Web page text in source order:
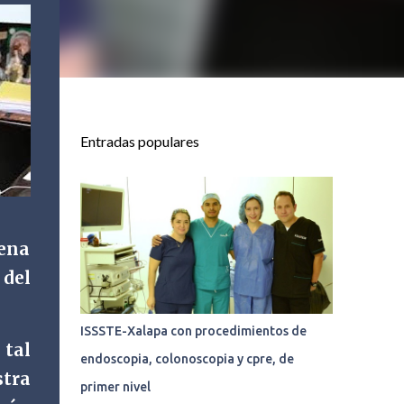
tal
Entradas populares
ISSSTE-Xalapa con procedimientos de
endoscopia, colonoscopia y cpre, de
primer nivel